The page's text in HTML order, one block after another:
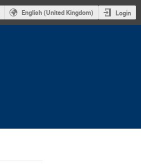
English (United Kingdom) Login